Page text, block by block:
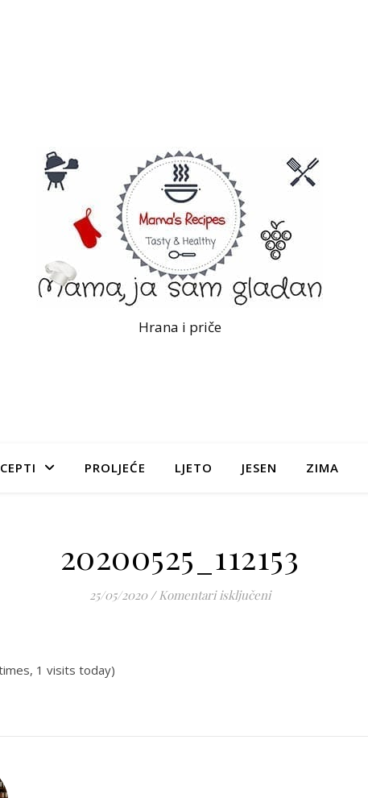
Hrana i priče
PROLJEĆE LJETO JESEN ZIMA
20200525_112153
25/05/2020 / Komentari isključeniza 20200525_112153
1 visits today)